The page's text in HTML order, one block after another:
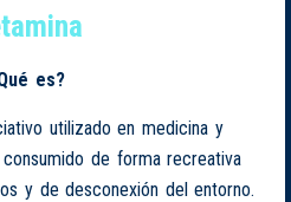
es?
utilizado en medicina y
de forma recreativa
y de desconexión del entorno.